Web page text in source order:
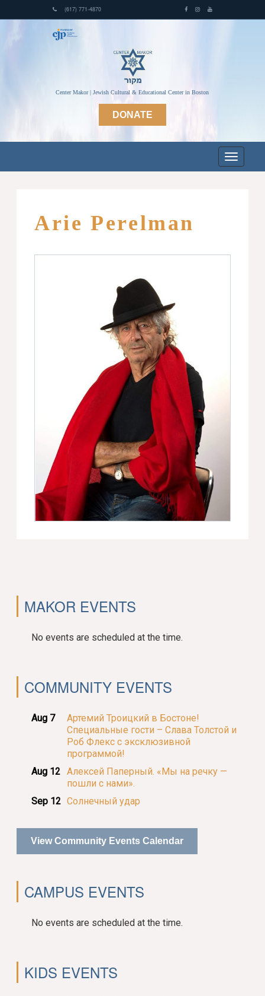
(617) 771-4870
Center Makor | Jewish Cultural & Educational Center in Boston
DONATE
Arie Perelman
MAKOR EVENTS
No events are scheduled at the time.
COMMUNITY EVENTS
Aug 7
Артемий Троицкий в Бостоне!
Специальные гости – Слава Толстой и
Роб Флекс с эксклюзивной
программой!
Aug 12 Алексей Паперный. «Мы на речку —
пошли с нами».
Sep 12 Солнечный удар
View Community Events Calendar
CAMPUS EVENTS
No events are scheduled at the time.
KIDS EVENTS